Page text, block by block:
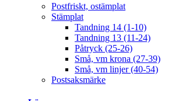
Postfriskt, ostämplat
Stämplat
Tandning 14 (1-10)
Tandning 13 (11-24)
Påtryck (25-26)
Små, vm krona (27-39)
Små, vm linjer (40-54)
Postsaksmärke